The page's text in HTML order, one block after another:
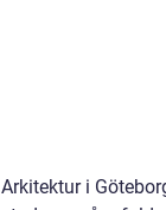
Arkitektur i